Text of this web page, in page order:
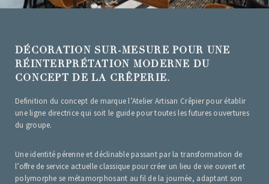
DÉCORATION SUR-MESURE POUR UNE
RÉINTERPRÉTATION MODERNE DU
CONCEPT DE LA CRÊPERIE.
Definition du concept de marque l’Atelier Artisan Crêpier pour établir
une ligne directrice qui soit le guide pour toutes les futures ouvertures
du groupe.
Une identité pérenne et déclinable passant par la transformation de
l’offre de service actuelle classique pour créer un lieu de vie ouvert et
polymorphe se métamorphosant au fil de la journée, adaptant son